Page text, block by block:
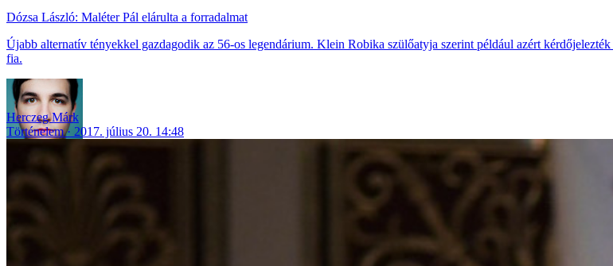
Dózsa László: Maléter Pál elárulta a forradalmat
Újabb alternatív tényekkel gazdagodik az 56-os legendárium. Klein Robika szülőatyja szerint például azért
fia.
Herczeg Márk
Történelem
2017. július 20. 14:48